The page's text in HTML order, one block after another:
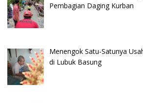
Pembagian Daging Kurban
Menengok Satu-Satunya
di Lubuk Basung